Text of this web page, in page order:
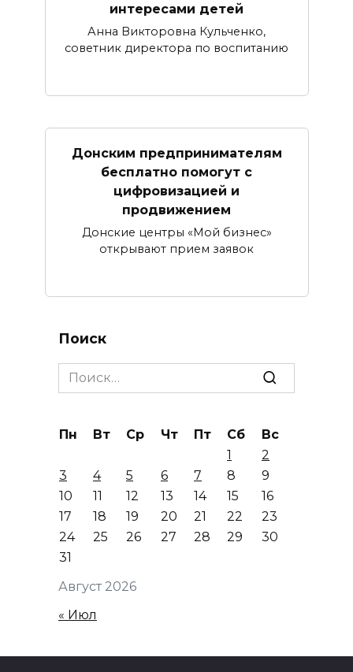
интересами детей
Анна Викторовна Кульченко,
советник директора по воспитанию
Донским предпринимателям
бесплатно помогут с
цифровизацией и
продвижением
Донские центры «Мой бизнес»
открывают прием заявок
Поиск
Search
for:
Август 2026
Пн Вт Ср Чт Пт Сб
Вс
1
2
3
4 5 6 7 8
9
10
11 12 13 14 15
16
17
18 19 20 21 22
23
24
25 26 27 28 29
30
31
« Июл